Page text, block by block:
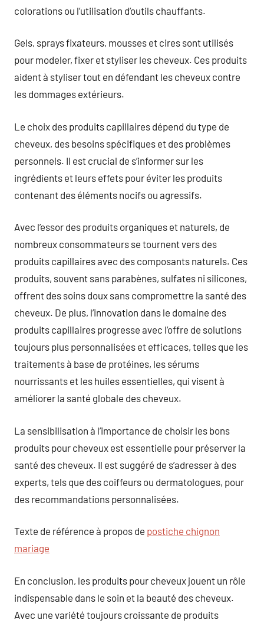
colorations ou l’utilisation d’outils chauffants.
Gels, sprays fixateurs, mousses et cires sont utilisés
pour modeler, fixer et styliser les cheveux. Ces produits
aident à styliser tout en défendant les cheveux contre
les dommages extérieurs.
Le choix des produits capillaires dépend du type de
cheveux, des besoins spécifiques et des problèmes
personnels. Il est crucial de s’informer sur les
ingrédients et leurs effets pour éviter les produits
contenant des éléments nocifs ou agressifs.
Avec l’essor des produits organiques et naturels, de
nombreux consommateurs se tournent vers des
produits capillaires avec des composants naturels. Ces
produits, souvent sans parabènes, sulfates ni silicones,
offrent des soins doux sans compromettre la santé des
cheveux. De plus, l’innovation dans le domaine des
produits capillaires progresse avec l’offre de solutions
toujours plus personnalisées et efficaces, telles que les
traitements à base de protéines, les sérums
nourrissants et les huiles essentielles, qui visent à
améliorer la santé globale des cheveux.
La sensibilisation à l’importance de choisir les bons
produits pour cheveux est essentielle pour préserver la
santé des cheveux. Il est suggéré de s’adresser à des
experts, tels que des coiffeurs ou dermatologues, pour
des recommandations personnalisées.
Texte de référence à propos de postiche chignon
mariage
En conclusion, les produits pour cheveux jouent un rôle
indispensable dans le soin et la beauté des cheveux.
Avec une variété toujours croissante de produits